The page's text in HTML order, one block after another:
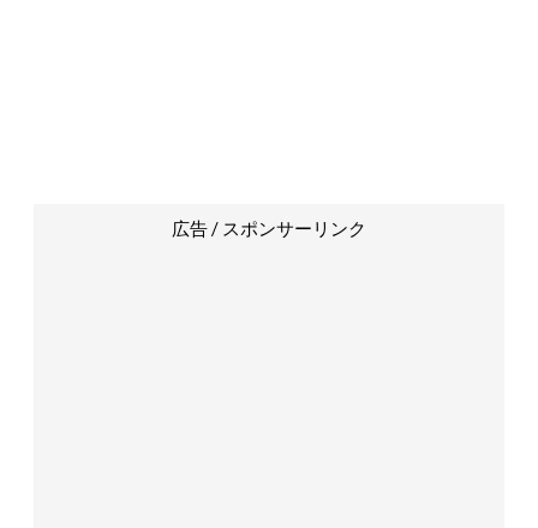
広告 / スポンサーリンク